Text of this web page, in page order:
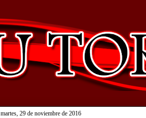
martes, 29 de noviembre de 2016